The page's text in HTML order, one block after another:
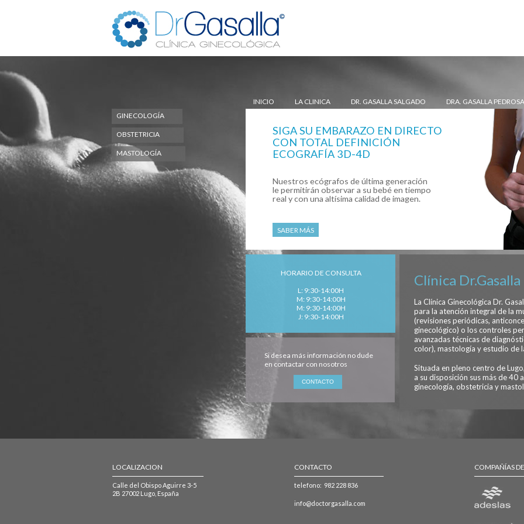
DRA. GASALLA PEDROSA
DR. GASALLA SALGADO
LA CLINICA
INICIO
GINECOLOGÍA
OBSTETRICIA
MASTOLOGÍA
SIGA SU EMBARAZO EN DIRECTO
CON TOTAL DEFINICIÓN
ECOGRAFÍA 3D-4D
Nuestros ecógrafos de última generación
le permitirán observar a su bebé en tiempo
real y con una altísima calidad de imagen.
SABER MÁS
HORARIO DE CONSULTA
L: 9:30-14:00H
M: 9:30-14:00H
M: 9:30-14:00H
J: 9:30-14:00H
Si desea más información no dude
en contactar con nosotros
Clínica Dr.Gasalla
La Clínica Ginecológica Dr.
para la atención integral de la
(revisiones periódicas,
ginecológico) o los controles
avanzadas técnicas de
color), mastología y estudio de
Situada en pleno centro de
a su disposición sus más de 40
ginecología, obstetricia y
LOCALIZACION
Calle del Obispo Aguirre 3-5
2B 27002 Lugo, España
CONTACTO
telefono: 982 228 836
info@doctorgasalla.com
COMPAÑÍAS